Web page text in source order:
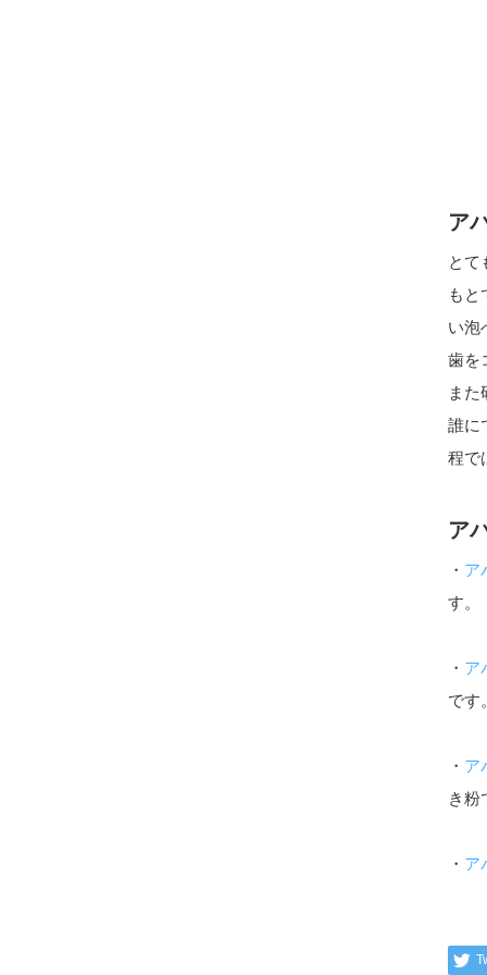
ア
とて
も
い泡
歯を
ま
誰に
程で
ア
・ ア
す。
・ ア
です
・ ア
き粉
・ ア